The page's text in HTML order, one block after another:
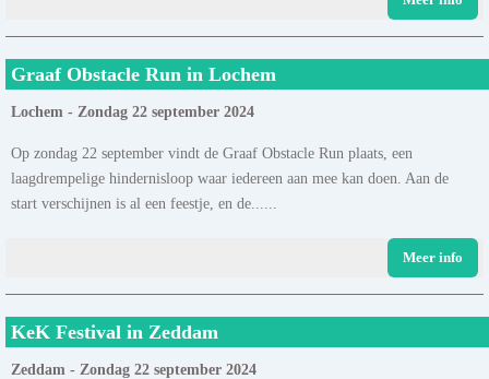
Graaf Obstacle Run in Lochem
Lochem - Zondag 22 september 2024
Op zondag 22 september vindt de Graaf Obstacle Run plaats, een
laagdrempelige hindernisloop waar iedereen aan mee kan doen. Aan de
start verschijnen is al een feestje, en de......
Meer info
KeK Festival in Zeddam
Zeddam - Zondag 22 september 2024